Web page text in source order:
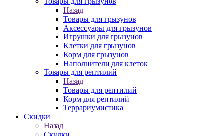
Назад
Товары для грызунов
Аксессуары для грызунов
Игрушки для грызунов
Клетки для грызунов
Корм для грызунов
Наполнители для клеток
Товары для рептилий
Назад
Товары для рептилий
Корм для рептилий
Террариумистика
Скидки
Назад
Скидки